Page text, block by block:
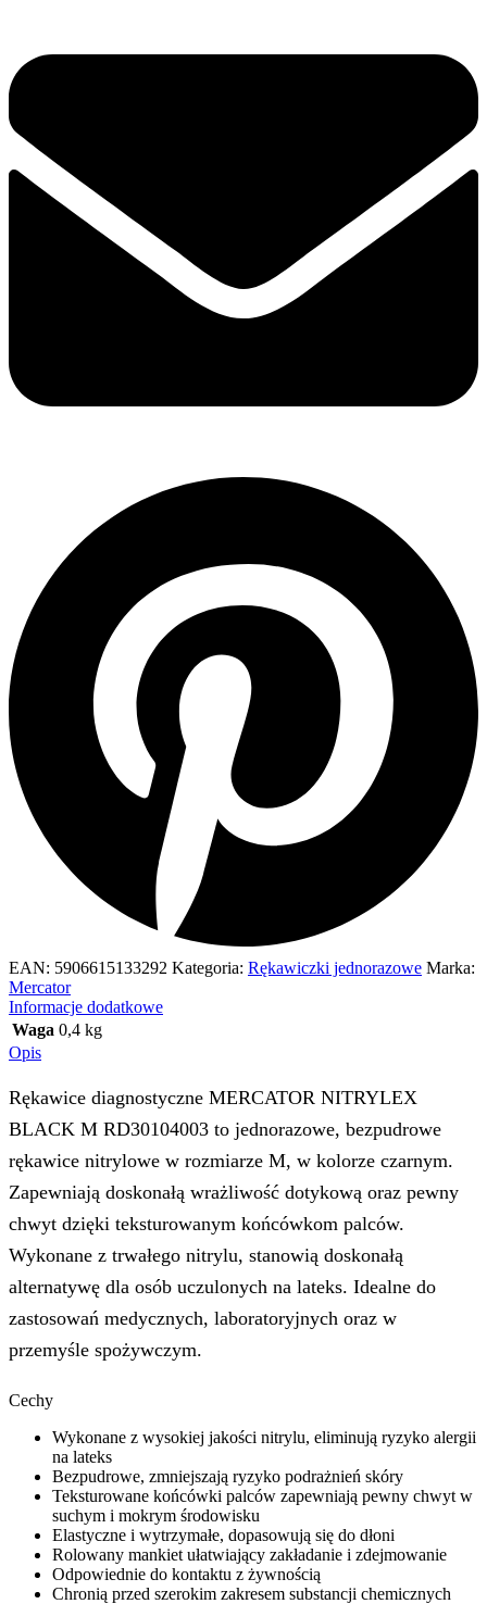
EAN: 5906615133292 Kategoria: Rękawiczki jednorazowe Marka:
Mercator
Informacje dodatkowe
Waga 0,4 kg
Opis
Rękawice diagnostyczne MERCATOR NITRYLEX
BLACK M RD30104003 to jednorazowe, bezpudrowe
rękawice nitrylowe w rozmiarze M, w kolorze czarnym.
Zapewniają doskonałą wrażliwość dotykową oraz pewny
chwyt dzięki teksturowanym końcówkom palców.
Wykonane z trwałego nitrylu, stanowią doskonałą
alternatywę dla osób uczulonych na lateks. Idealne do
zastosowań medycznych, laboratoryjnych oraz w
przemyśle spożywczym.
Cechy
Wykonane z wysokiej jakości nitrylu, eliminują ryzyko alergii
na lateks
Bezpudrowe, zmniejszają ryzyko podrażnień skóry
Teksturowane końcówki palców zapewniają pewny chwyt w
suchym i mokrym środowisku
Elastyczne i wytrzymałe, dopasowują się do dłoni
Rolowany mankiet ułatwiający zakładanie i zdejmowanie
Odpowiednie do kontaktu z żywnością
Chronią przed szerokim zakresem substancji chemicznych